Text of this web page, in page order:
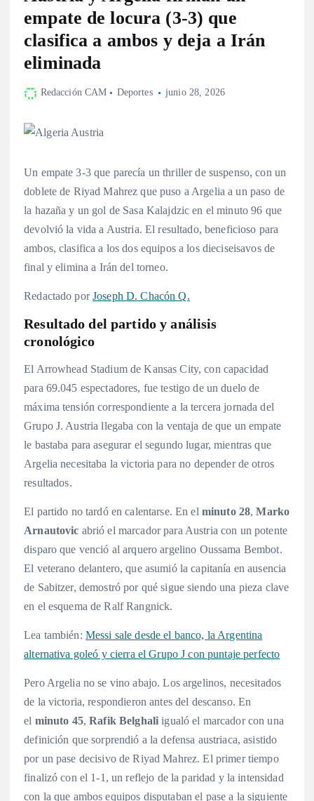
empate de locura (3-3) que
clasifica a ambos y deja a Irán
eliminada
Redacción CAM Deportes junio 28, 2026
Un empate 3-3 que parecía un thriller de suspenso, con un
doblete de Riyad Mahrez que puso a Argelia a un paso de
la hazaña y un gol de Sasa Kalajdzic en el minuto 96 que
devolvió la vida a Austria. El resultado, beneficioso para
ambos, clasifica a los dos equipos a los dieciseisavos de
final y elimina a Irán del torneo.
Redactado porJoseph D. Chacón Q.
Resultado del partido y análisis
cronológico
El Arrowhead Stadium de Kansas City, con capacidad
para 69.045 espectadores, fue testigo de un duelo de
máxima tensión correspondiente a la tercera jornada del
Grupo J. Austria llegaba con la ventaja de que un empate
le bastaba para asegurar el segundo lugar, mientras que
Argelia necesitaba la victoria para no depender de otros
resultados.
El partido no tardó en calentarse. En el minuto 28,Marko
Arnautovic abrió el marcador para Austria con un potente
disparo que venció al arquero argelino Oussama Bembot.
El veterano delantero, que asumió la capitanía en ausencia
de Sabitzer, demostró por qué sigue siendo una pieza clave
en el esquema de Ralf Rangnick.
Lea también: Messi sale desde el banco, la Argentina
alternativa goleó y cierra el Grupo J con puntaje perfecto
Pero Argelia no se vino abajo. Los argelinos, necesitados
de la victoria, respondieron antes del descanso. En
el minuto 45,Rafik Belghali igualó el marcador con una
definición que sorprendió a la defensa austriaca, asistido
por un pase decisivo de Riyad Mahrez. El primer tiempo
finalizó con el 1-1, un reflejo de la paridad y la intensidad
con la que ambos equipos disputaban el pase a la siguiente